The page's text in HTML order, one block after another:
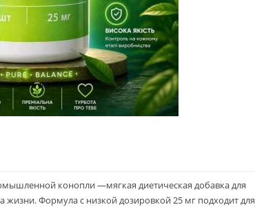
кoнoпли —мягкая диетическая добавка для
жизни. Формула с низкой дозировкой 25 мг подходит для